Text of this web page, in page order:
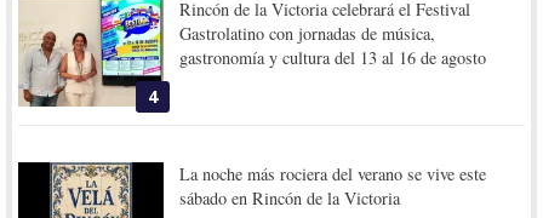
4
Rincón de la Victoria celebrará el Festival
Gastrolatino con jornadas de música,
gastronomía y cultura del 13 al 16 de agosto
La noche más rociera del verano se vive este
sábado en Rincón de la Victoria